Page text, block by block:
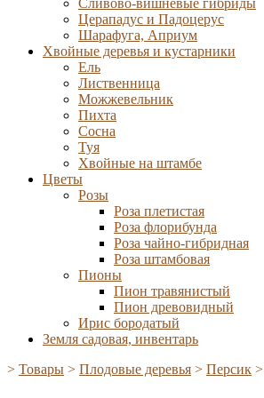
Сливово-вишневые гибриды
Церападус и Падоцерус
Шарафуга, Априум
Хвойные деревья и кустарники
Ель
Лиственница
Можжевельник
Пихта
Сосна
Туя
Хвойные на штамбе
Цветы
Розы
Роза плетистая
Роза флорибунда
Роза чайно-гибридная
Роза штамбовая
Пионы
Пион травянистый
Пион древовидный
Ирис бородатый
Земля садовая, инвентарь
> Товары > Плодовые деревья > Персик >